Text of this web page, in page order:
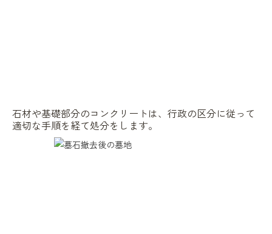
石材や基礎部分のコンクリートは、行政の区分に従って
適切な手順を経て処分をします。